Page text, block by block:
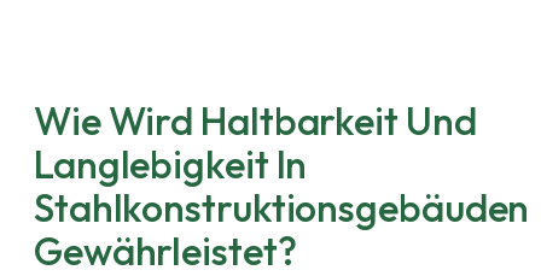
Wie Wird Haltbarkeit Und
Langlebigkeit In
Stahlkonstruktionsgebäuden
Gewährleistet?